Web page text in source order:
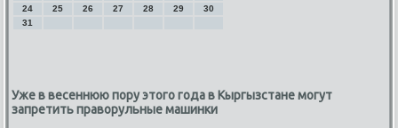
24
25 26 27 28 29
30
31
Уже в весеннюю пору этого года в Кыргызстане могут
запретить праворульные машинки